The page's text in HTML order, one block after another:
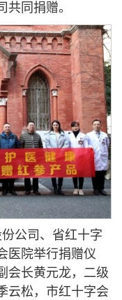
同捐赠。
公司、省红十字
医院举行捐赠仪
会长黄元龙，二级
云松，市红十字会